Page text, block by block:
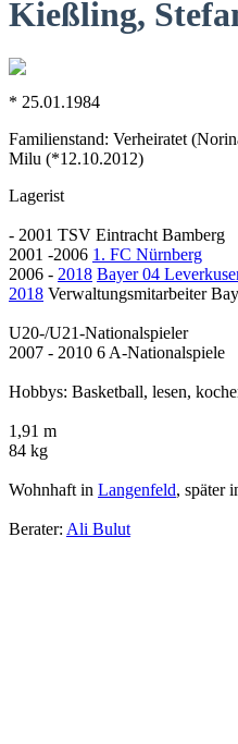
Kießling,
* 25.01.1984
Familienstand: Verheiratet
Milu (*12.10.2012)
Lagerist
- 2001 TSV Eintracht Bamberg
2001 -2006 1. FC Nürnberg
2006 - 2018 Bayer 04
2018 Verwaltungsmitarbeiter
U20-/U21-Nationalspieler
2007 - 2010 6 A-Nationalspiele
Hobbys: Basketball, lesen,
1,91 m
84 kg
Wohnhaft in Langenfeld, später
Berater: Ali Bulut